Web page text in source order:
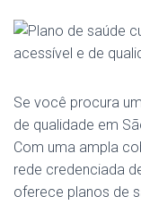
Se você procura
de qualidade em
Com uma ampla
rede credenciada
oferece planos de